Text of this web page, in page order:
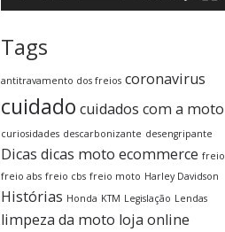
Tags
antitravamento dos freios coronavirus
cuidado cuidados com a moto
curiosidades descarbonizante desengripante
Dicas dicas moto ecommerce freio
freio abs freio cbs freio moto Harley Davidson
Histórias Honda KTM Legislação Lendas
limpeza da moto loja online